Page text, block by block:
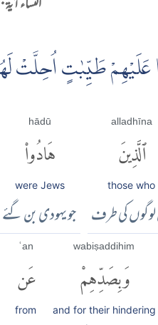
عَلَيْهِمْ طَيِّبٰتٍ اُحِلَّتْ
alladhīna
ٱلَّذِينَ
those who
کی طرف
hādū
هَادُوا۟
were Jews
جو یہودی بن گئے
wabiṣaddihim
وَبِصَدِّهِمْ
and for their hindering
ʿan
عَن
from